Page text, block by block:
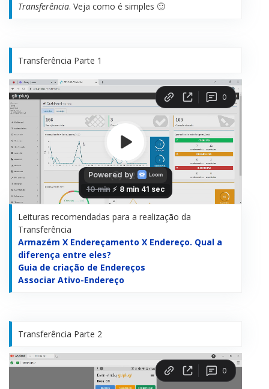
Transferência. Veja como é simples 🙂
Transferência Parte 1
Leituras recomendadas para a realização da
Transferência
Armazém X Endereçamento X Endereço. Qual a
diferença entre eles?
Guia de criação de Endereços
Associar Ativo-Endereço
Transferência Parte 2